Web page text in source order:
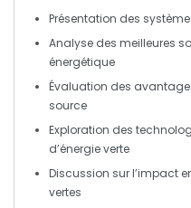
Présentation des
Analyse des meilleures
énergétique
Évaluation des
source
Exploration des
d’énergie verte
Discussion sur l’impact
vertes